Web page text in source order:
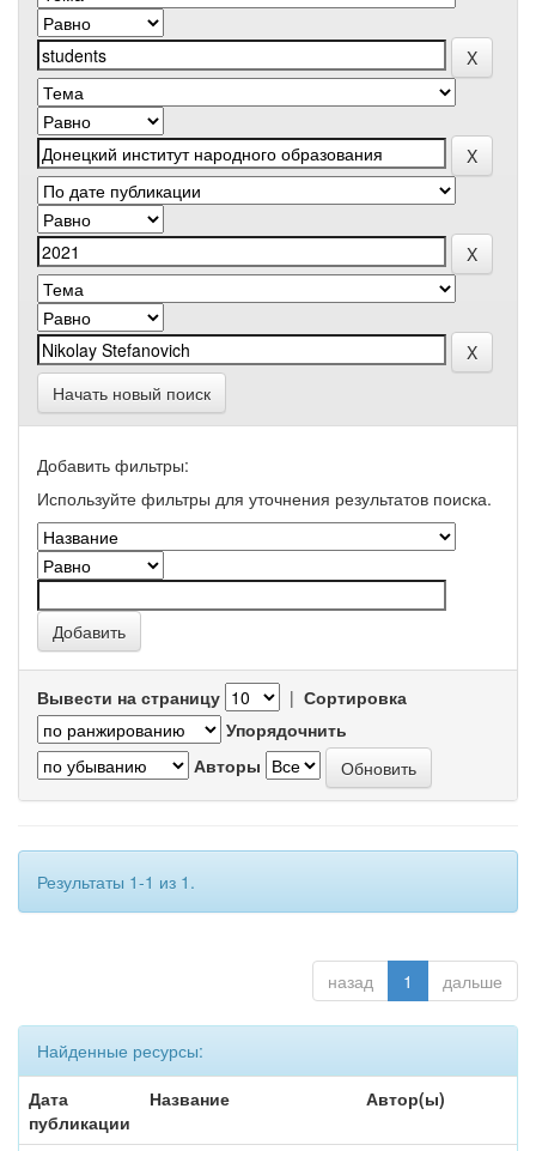
Начать новый поиск
Добавить фильтры:
Используйте фильтры для уточнения результатов поиска.
Вывести на страницу | Сортировка
Упорядочнить
Авторы
Результаты 1-1 из 1.
назад 1 дальше
Найденные ресурсы:
Дата
публикации
Название Автор(ы)